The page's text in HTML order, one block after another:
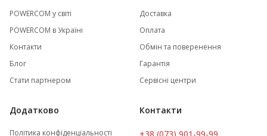
POWERCOM у світі
POWERCOM в Україні
Контакти
Блог
Стати партнером
Доставка
Оплата
Обмін та поверенення
Гарантія
Сервісні центри
Додатково
Політика конфіденціальності
Контакти